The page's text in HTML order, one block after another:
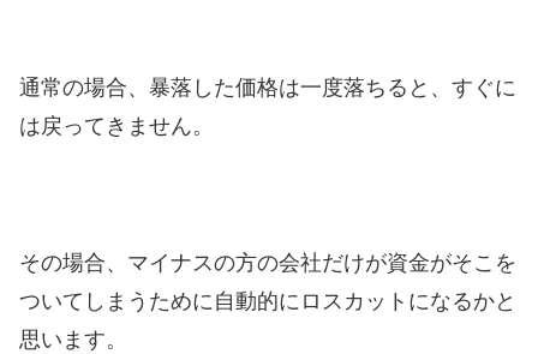
通常の場合、暴落した価格は一度落ちると、すぐに
は戻ってきません。
その場合、マイナスの方の会社だけが資金がそこを
ついてしまうために自動的にロスカットになるかと
思います。